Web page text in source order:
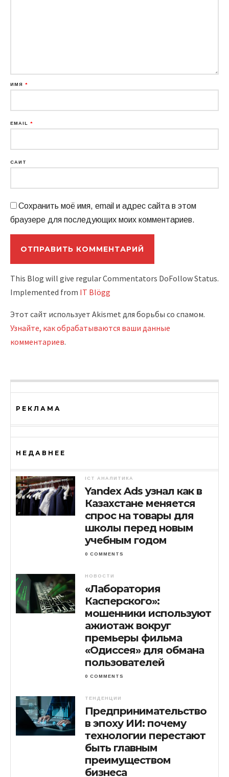
ИМЯ *
EMAIL *
САЙТ
Сохранить моё имя, email и адрес сайта в этом
браузере для последующих моих комментариев.
This Blog will give regular Commentators DoFollow Status.
Implemented from IT Blögg
Этот сайт использует Akismet для борьбы со спамом.
Узнайте, как обрабатываются ваши данные
комментариев.
РЕКЛАМА
НЕДАВНЕЕ
ICT АНАЛИТИКА
Yandex Ads узнал как в
Казахстане меняется
спрос на товары для
школы перед новым
учебным годом
0 COMMENTS
НОВОСТИ
«Лаборатория
Касперского»:
мошенники используют
ажиотаж вокруг
премьеры фильма
«Одиссея» для обмана
пользователей
0 COMMENTS
ТЕНДЕНЦИИ
Предпринимательство
в эпоху ИИ: почему
технологии перестают
быть главным
преимуществом
бизнеса